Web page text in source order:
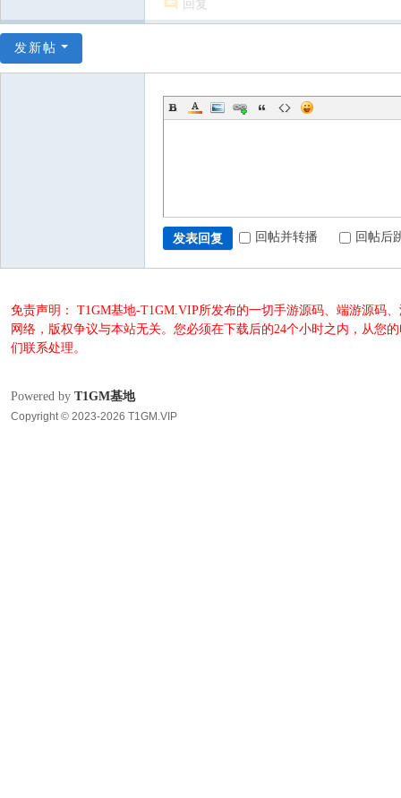
回复
发新帖
发表回复 回帖并转播 回帖后
免责声明： T1GM基地-T1GM.VIP所发布的一切手游源码、端游源码
网络，版权争议与本站无关。您必须在下载后的24个小时之内，从您
们联系处理。
Powered by T1GM基地
Copyright © 2023-2026 T1GM.VIP